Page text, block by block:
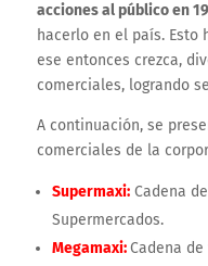
acciones al público en
hacerlo en el país. Esto
ese entonces crezca,
comerciales, logrando
A continuación, se
comerciales de la
Supermaxi:Cadena
Supermercados.
Megamaxi:Cadena